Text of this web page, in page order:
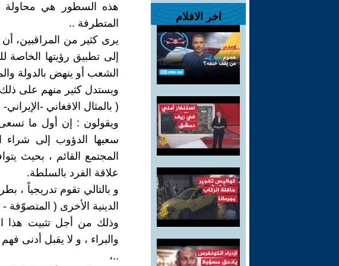
اخر الافلام
هذه السطور هي محاولة
المتطرفة ..
يرى كثير من المراقبين،
إلى تطبيق رؤيتها الخاصة
الشعب أو ينهض بالدولة
ويستدل كثير منهم على
( بالمثال الافغاني -
ويقولون : إن أول ما
سعيها الدؤوب إلى شراء
المجتمع القائم ، بحيث
علاقة الفرد بالسلطة.
و بالتالي تقوم تدريجياً ،
الدينية الأخرى ( المتصوّفة
وذلك من أجل تثبيت هذا
والبراء ، و لا يقبل أدنى
..،